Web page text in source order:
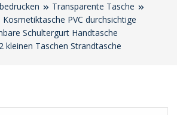
Transparente Tasche
PVC durchsichtige
Schultergurt Handtasche
kleinen Taschen Strandtasche